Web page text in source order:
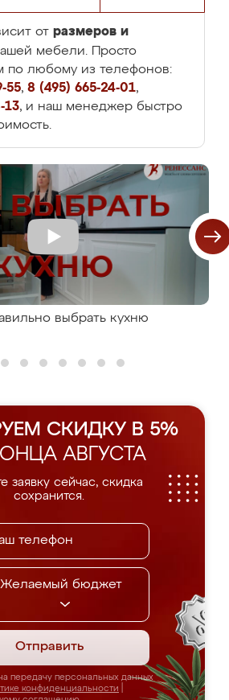
от размеров и
мебели. Просто
по любому из телефонов:
55, 8 (495) 665-24-01,
13, и наш менеджер быстро
выбрать кухню
СКИДКУ В 5%
АВГУСТА
заявку сейчас, скидка
сохранится.
Желаемый бюджет
Отправить
передачу персональных данных
конфиденциальности